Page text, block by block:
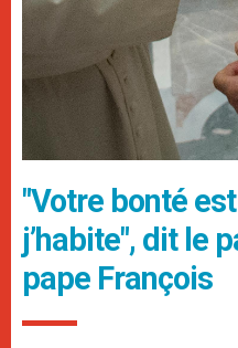
"Votre bonté
j’habite", dit le
pape François